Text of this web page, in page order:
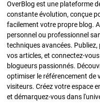
OverBlog est une plateforme
constante évolution, conçue
facilement votre propre blog.
personnel ou professionnel
techniques avancées.
vos articles, et connectez-
blogueurs passionnés.
optimiser le référencement
visiteurs. Créez votre espace
et démarquez-vous dans